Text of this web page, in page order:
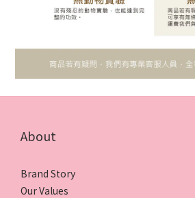
About
Brand Story
Our Values